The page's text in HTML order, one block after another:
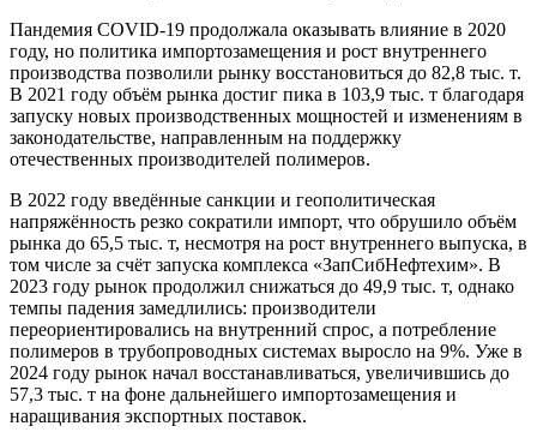
Пандемия COVID-19 продолжала оказывать влияние в 2020
году, но политика импортозамещения и рост внутреннего
производства позволили рынку восстановиться до 82,8 тыс. т.
В 2021 году объём рынка достиг пика в 103,9 тыс. т благодаря
запуску новых производственных мощностей и изменениям в
законодательстве, направленным на поддержку
отечественных производителей полимеров.
В 2022 году введённые санкции и геополитическая
напряжённость резко сократили импорт, что обрушило объём
рынка до 65,5 тыс. т, несмотря на рост внутреннего выпуска, в
том числе за счёт запуска комплекса «ЗапСибНефтехим». В
2023 году рынок продолжил снижаться до 49,9 тыс. т, однако
темпы падения замедлились: производители
переориентировались на внутренний спрос, а потребление
полимеров в трубопроводных системах выросло на 9%. Уже в
2024 году рынок начал восстанавливаться, увеличившись до
57,3 тыс. т на фоне дальнейшего импортозамещения и
наращивания экспортных поставок.